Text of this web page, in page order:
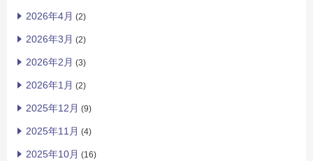
2026年4月 (2)
2026年3月 (2)
2026年2月 (3)
2026年1月 (2)
2025年12月 (9)
2025年11月 (4)
2025年10月 (16)